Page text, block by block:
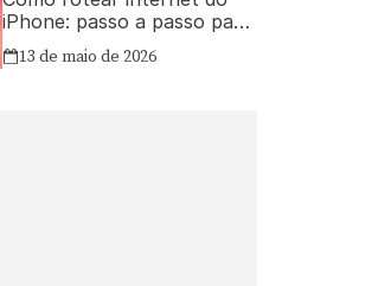
iPhone: passo a passo para
compartilhar a conexão
13 de maio de 2026